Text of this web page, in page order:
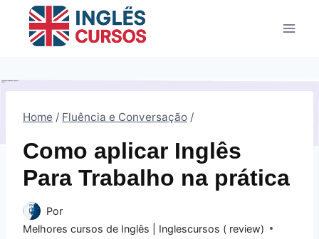
Conteúdo
Home / Fluência e Conversação /
Como aplicar Inglês
Para Trabalho na prática
Por
Melhores cursos de Inglês | Inglescursos ( review)